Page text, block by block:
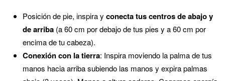
Posición de pie, inspira y conecta tus centros de abajo y
de arriba (a 60 cm por debajo de tus pies y a 60 cm por
encima de tu cabeza).
Conexión con la tierra: Inspira moviendo la palma de tus
manos hacia arriba subiendo las manos y expira palmas